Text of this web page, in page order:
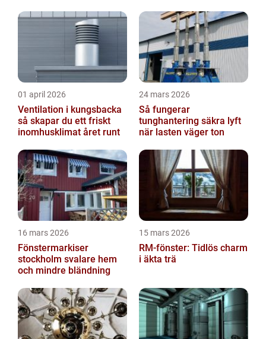
01 april 2026
Ventilation i kungsbacka
så skapar du ett friskt
inomhusklimat året runt
24 mars 2026
Så fungerar
tunghantering säkra lyft
när lasten väger ton
16 mars 2026
Fönstermarkiser
stockholm svalare hem
och mindre bländning
15 mars 2026
RM-fönster: Tidlös charm
i äkta trä